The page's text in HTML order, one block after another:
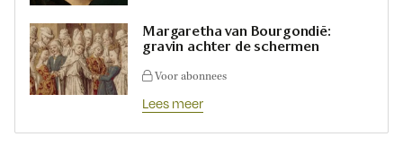
Margaretha van Bourgondië:
gravin achter de schermen
Voor abonnees
Lees meer